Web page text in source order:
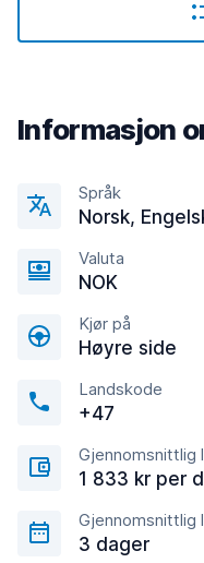
Informasjon
Språk
Norsk,
Valuta
NOK
Kjør på
Høyre side
Landskode
+47
Gjennomsnittlig
1 833 kr per
Gjennomsnittlig
3 dager